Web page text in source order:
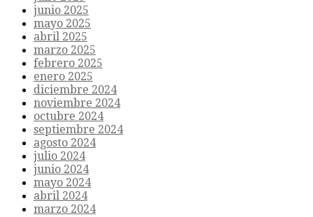
junio 2025
mayo 2025
abril 2025
marzo 2025
febrero 2025
enero 2025
diciembre 2024
noviembre 2024
octubre 2024
septiembre 2024
agosto 2024
julio 2024
junio 2024
mayo 2024
abril 2024
marzo 2024